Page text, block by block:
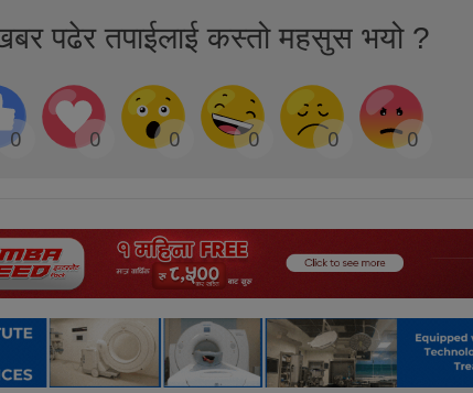
पढेर तपाईलाई कस्तो महसुस भयो ?
0 0 0 0 0 0